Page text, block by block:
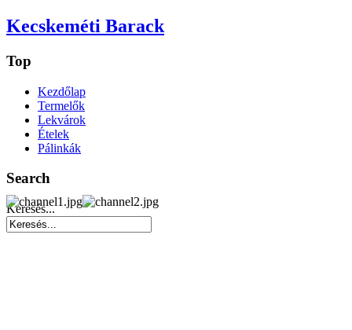
Kecskeméti Barack
Top
Kezdőlap
Termelők
Lekvárok
Ételek
Pálinkák
Search
Keresés...